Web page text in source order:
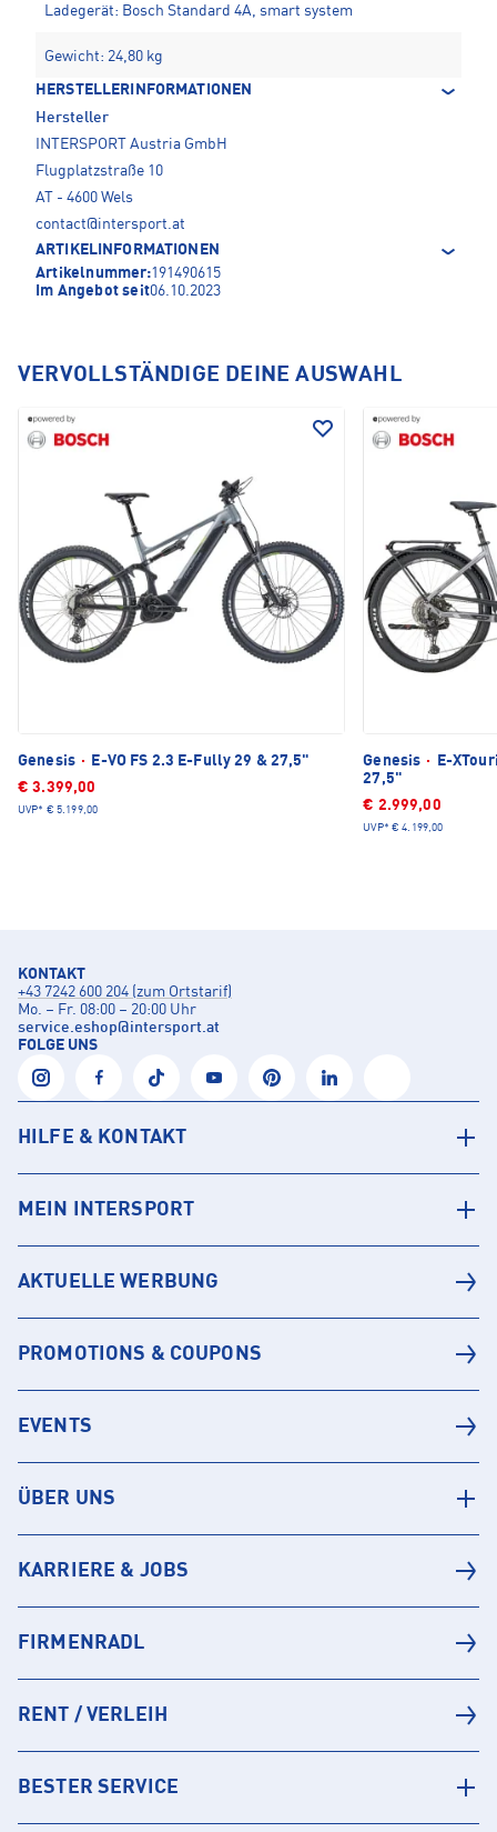
Ladegerät: Bosch Standard 4A, smart system
Gewicht: 24,80 kg
HERSTELLERINFORMATIONEN
Hersteller
INTERSPORT Austria GmbH
Flugplatzstraße 10
AT - 4600 Wels
contact@intersport.at
ARTIKELINFORMATIONEN
Artikelnummer:191490615
Im Angebot seit06.10.2023
VERVOLLSTÄNDIGE DEINE AUSWAHL
Genesis ·
E-VO FS 2.3 E-Fully 29 & 27,5"
€ 3.399,00
UVP* € 5.199,00
Genesis ·
E-
27,5"
€ 2.999,00
UVP* € 4.199,00
KONTAKT
+43 7242 600 204 (zum Ortstarif)
Mo. – Fr. 08:00 – 20:00 Uhr
service.eshop@intersport.at
FOLGE UNS
HILFE & KONTAKT
MEIN INTERSPORT
AKTUELLE WERBUNG
PROMOTIONS & COUPONS
EVENTS
ÜBER UNS
KARRIERE & JOBS
FIRMENRADL
RENT / VERLEIH
BESTER SERVICE